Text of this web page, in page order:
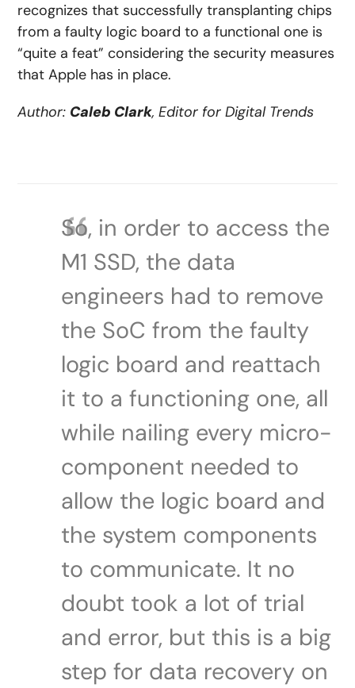
recognizes that successfully transplanting chips
from a faulty logic board to a functional one is
“quite a feat” considering the security measures
that Apple has in place.
Author: Caleb Clark, Editor for Digital Trends
So, in order to access the
M1 SSD, the data
engineers had to remove
the SoC from the faulty
logic board and reattach
it to a functioning one, all
while nailing every micro-
component needed to
allow the logic board and
the system components
to communicate. It no
doubt took a lot of trial
and error, but this is a big
step for data recovery on